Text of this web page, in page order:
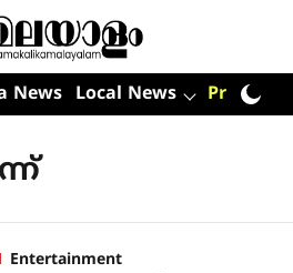
News Local News Premium
Entertainment